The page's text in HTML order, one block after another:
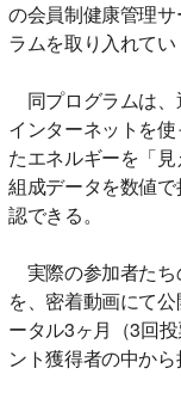
の会員制健康管理
ラムを取り入れてい
同プログラムは、
インターネットを
たエネルギーを「
組成データを数値
認できる。
実際の参加者たち
を、密着動画にて
ータル3ヶ月（3回
ント獲得者の中か